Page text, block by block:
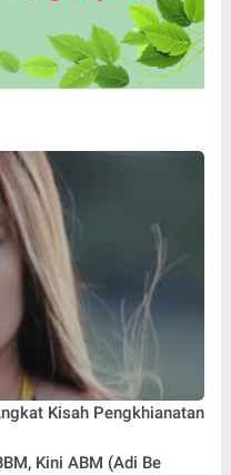
Kisah Pengkhianatan
Kini ABM (Adi Be